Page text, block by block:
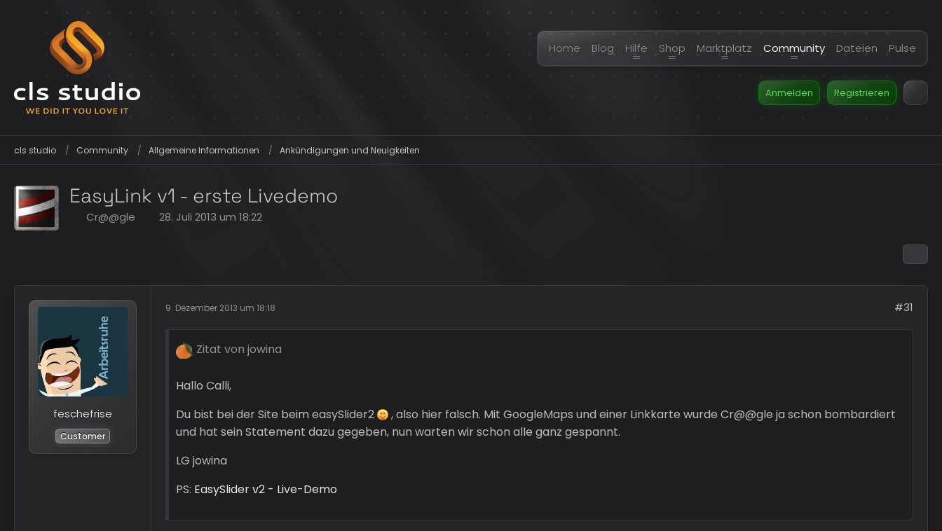
Home Blog Hilfe Shop Marktplatz Community Dateien Pulse
Anmelden Registrieren
cls studio Community Allgemeine Informationen Ankündigungen und Neuigkeiten
EasyLink v1 - erste Livedemo
Cr@@gle 28. Juli 2013 um 18:22
feschefrise
Customer
9. Dezember 2013 um 18:18 #31
Zitat von jowina
Hallo Calli,
Du bist bei der Site beim easySlider2
, also hier falsch. Mit GoogleMaps und einer Linkkarte wurde Cr@@gle ja schon bombardiert
und hat sein Statement dazu gegeben, nun warten wir schon alle ganz gespannt.
LG jowina
PS: EasySlider v2 - Live-Demo